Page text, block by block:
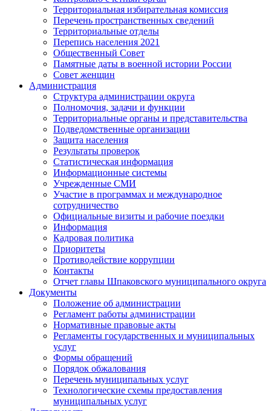
Территориальная избирательная комиссия
Перечень пространственных сведений
Территориальные отделы
Перепись населения 2021
Общественный Совет
Памятные даты в военной истории России
Совет женщин
Администрация
Структура администрации округа
Полномочия, задачи и функции
Территориальные органы и представительства
Подведомственные организации
Защита населения
Результаты проверок
Статистическая информация
Информационные системы
Учрежденные СМИ
Участие в программах и международное
сотрудничество
Официальные визиты и рабочие поездки
Информация
Кадровая политика
Приоритеты
Противодействие коррупции
Контакты
Отчет главы Шпаковского муниципального округа
Документы
Положение об администрации
Регламент работы администрации
Нормативные правовые акты
Регламенты государственных и муниципальных
услуг
Формы обращений
Порядок обжалования
Перечень муниципальных услуг
Технологические схемы предоставления
муниципальных услуг